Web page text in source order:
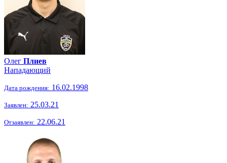
Олег Плиев
Нападающий
Дата рождения: 16.02.1998
Заявлен: 25.03.21
Отзаявлен: 22.06.21